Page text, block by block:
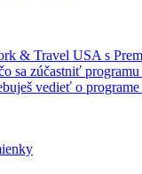
& Travel USA s
sa zúčastniť
vedieť o